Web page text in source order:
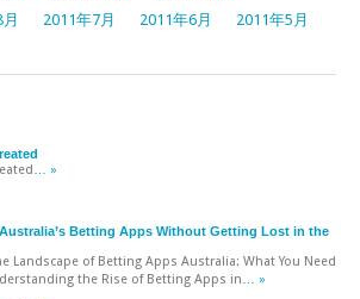
2011年7月 2011年6月 2011年5月
… »
Betting Apps Without Getting Lost in the
Landscape of Betting Apps Australia: What You Need
the Rise of Betting Apps in … »